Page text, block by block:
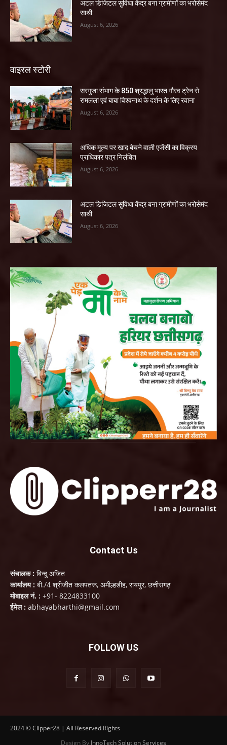
अटल डिजिटल सुविधा केंद्र बना ग्रामीणों का भरोसेमंद
साथी
August 6, 2026
वाइरल स्टोरी
सरगुजा संभाग के 850 श्रद्धालु भारत गौरव ट्रेन से
रामलला एवं बाबा विश्वनाथ के दर्शन के लिए रवाना
August 6, 2026
अधिक मूल्य पर खाद बेचने वाली एजेंसी का विक्रय
प्राधिकार पत्र निलंबित
August 6, 2026
अटल डिजिटल सुविधा केंद्र बना ग्रामीणों का भरोसेमंद
साथी
August 6, 2026
Contact Us
संचालक : बिन्दु अजित
कार्यालय : बी./4 श्रीजीत कलपतरू, अमील्हडीह, रायपुर, छत्तीसगढ़
मोबाइल नं. : +91- 8224833100
ईमेल : abhayabharthi@gmail.com
FOLLOW US
2024 © Clipper28 | All Reserved Rights
Design By InnoTech Solution Services